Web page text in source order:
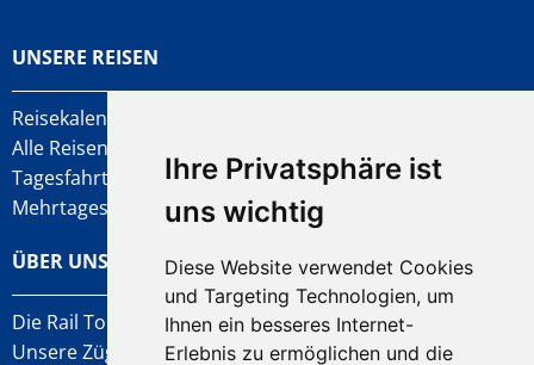
Ihre Privatsphäre ist
uns wichtig
Diese Website verwendet Cookies
und Targeting Technologien, um
Ihnen ein besseres Internet-
Erlebnis zu ermöglichen und die
UNSERE REISEN
Reisekalender
Alle Reisen
Tagesfahrten
Mehrtagesfahrten
ÜBER UNS
Die Rail Tours AG
Unsere Züge